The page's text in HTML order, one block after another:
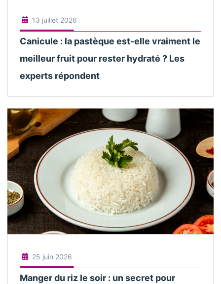
13 juillet 2026
Canicule : la pastèque est-elle vraiment le
meilleur fruit pour rester hydraté ? Les
experts répondent
25 juin 2026
Manger du riz le soir : un secret pour